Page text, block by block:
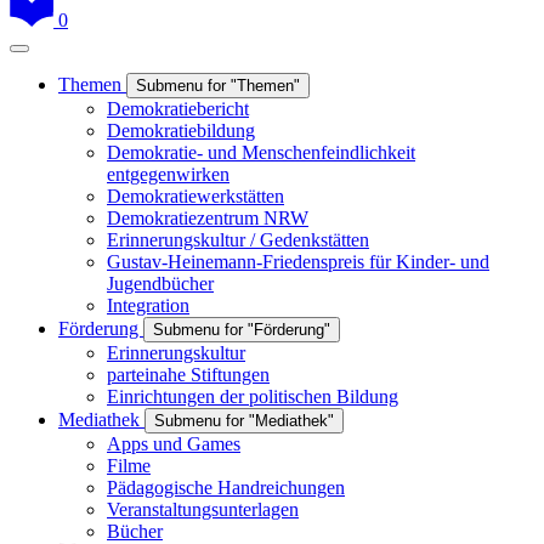
0
Themen Submenu for "Themen"
Demokratiebericht
Demokratiebildung
Demokratie- und Menschenfeindlichkeit
entgegenwirken
Demokratiewerkstätten
Demokratiezentrum NRW
Erinnerungskultur / Gedenkstätten
Gustav-Heinemann-Friedenspreis für Kinder- und
Jugendbücher
Integration
Förderung
Submenu for "Förderung"
Erinnerungskultur
parteinahe Stiftungen
Einrichtungen der politischen Bildung
Mediathek
Submenu for "Mediathek"
Apps und Games
Filme
Pädagogische Handreichungen
Veranstaltungsunterlagen
Bücher